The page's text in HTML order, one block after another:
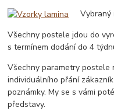
Vybraný
Všechny postele jdou do
s termínem dodání do 4
Všechny parametry postele
individuálního přání
poznámky. My se s vámi
představy.